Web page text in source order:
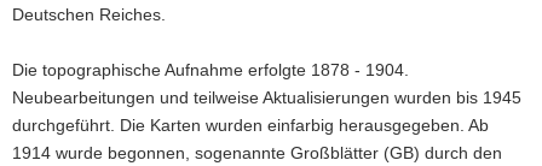
i
e
n
d
e
i
n
a
i
o
n
h
Deutschen Reiches.
Die topographische Aufnahme erfolgte 1878 - 1904.
Neubearbeitungen und teilweise Aktualisierungen wurden bis 1945
durchgeführt. Die Karten wurden einfarbig herausgegeben. Ab
1914 wurde begonnen, sogenannte Großblätter (GB) durch den